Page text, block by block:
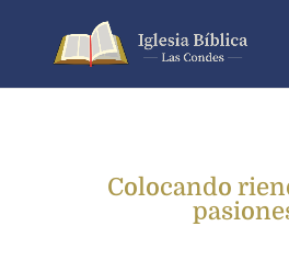
Colocando